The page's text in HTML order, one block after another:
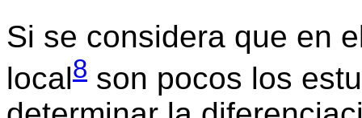
Si se considera que en
local8 son pocos los